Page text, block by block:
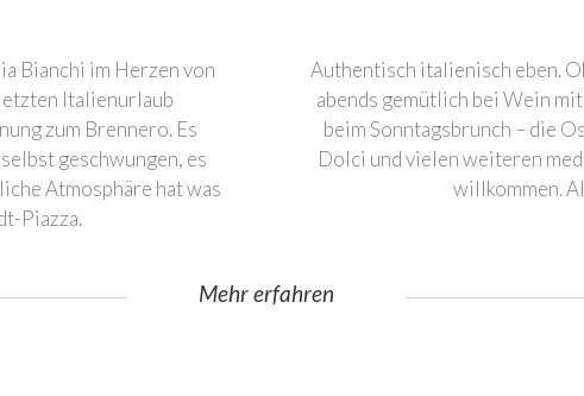
Bianchi im Herzen von
Italienurlaub
zum Brennero. Es
geschwungen, es
Atmosphäre hat was
Piazza.
Authentisch italienisch eben.
abends gemütlich bei Wein
beim Sonntagsbrunch – die
Dolci und vielen weiteren
willkommen.
Mehr erfahren